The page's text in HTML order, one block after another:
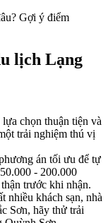
lịch Lạng
chọn thuận tiện và
trải nghiệm thú vị
án tối ưu để tự
- 200.000
trước khi nhận.
nhiều khách sạn, nhà
Sơn, hãy thử trải